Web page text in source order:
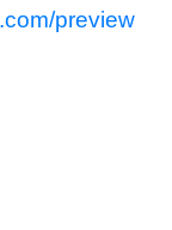
preview